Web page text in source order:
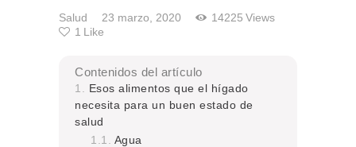
Salud 23 marzo, 2020 14225 Views
1 Like
Contenidos del artículo
Esos alimentos que el hígado
necesita para un buen estado de
salud
Agua